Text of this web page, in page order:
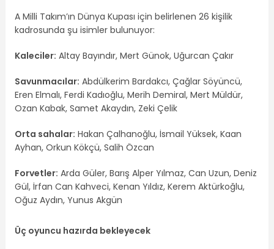
A Milli Takım’ın Dünya Kupası için belirlenen 26 kişilik
kadrosunda şu isimler bulunuyor:
Kaleciler: Altay Bayındır, Mert Günok, Uğurcan Çakır
Savunmacılar: Abdülkerim Bardakcı, Çağlar Söyüncü,
Eren Elmalı, Ferdi Kadıoğlu, Merih Demiral, Mert Müldür,
Ozan Kabak, Samet Akaydın, Zeki Çelik
Orta sahalar: Hakan Çalhanoğlu, İsmail Yüksek, Kaan
Ayhan, Orkun Kökçü, Salih Özcan
Forvetler: Arda Güler, Barış Alper Yılmaz, Can Uzun, Deniz
Gül, İrfan Can Kahveci, Kenan Yıldız, Kerem Aktürkoğlu,
Oğuz Aydın, Yunus Akgün
Üç oyuncu hazırda bekleyecek